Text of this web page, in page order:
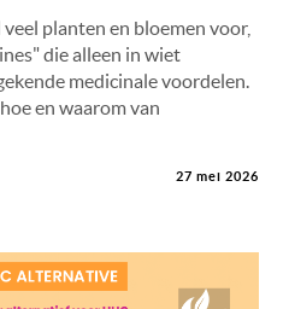
planten en bloemen voor,
die alleen in wiet
medicinale voordelen.
en waarom van
27 mei 2026